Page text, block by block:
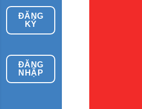
ĐĂNG
KÝ
ĐĂNG
NHẬP